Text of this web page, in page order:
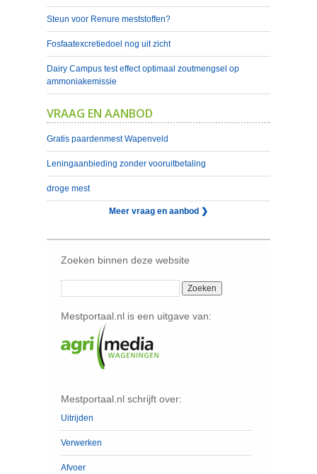
Steun voor Renure meststoffen?
Fosfaatexcretiedoel nog uit zicht
Dairy Campus test effect optimaal zoutmengsel op
ammoniakemissie
VRAAG EN AANBOD
Gratis paardenmest Wapenveld
Leningaanbieding zonder vooruitbetaling
droge mest
Meer vraag en aanbod ❯
Zoeken binnen deze website
Mestportaal.nl is een uitgave van:
Mestportaal.nl schrijft over:
Uitrijden
Verwerken
Afvoer